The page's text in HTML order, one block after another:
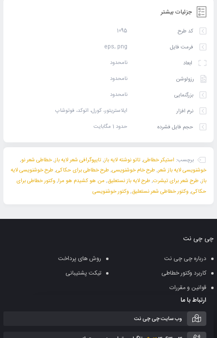
جزئیات بیشتر
کد طرح
1095
فرمت فایل
eps, png
ابعاد
نامحدود
رزولوشن
نامحدود
بزرگنمایی
نامحدود
نرم افزار
ایلاستریتور، کورل، اتوکد، فوتوشاپ
حجم فایل فشرده
حدود 1 مگابایت
برچسب: استیکر خطاطی,تاتو نوشته لایه باز,تایپوگرافی شعر لایه باز,خطاطی شعر نو,
خوشنویسی لایه باز شعر,طرح خام خوشنویسی,طرح خطاطی برای حکاکی,طرح خوشنویسی لایه
باز,طرح شعر برای تیشرت,طرح لایه باز نستعلیق, من هو کشیدم هو مرا,وکتور خطاطی برای
حکاکی,وکتور خطاطی شعر نستعلیق,وکتور خوشنویسی
چی چی نت
درباره چی چی نت
روش های پرداخت
کاربرد وکتور خطاطی
تیکت پشتیبانی
قوانین و مقررات
ارتباط با ما
وب سایت چی چی نت